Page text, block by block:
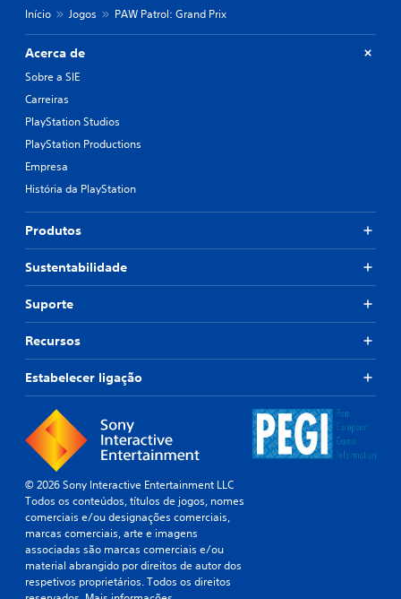
d
o
o
g
v
m
e
i
r
b
o
t
õ
s
r
a
p
i
d
Início Jogos PAW Patrol: Grand Prix
Acerca de
Sobre a SIE
Carreiras
PlayStation Studios
PlayStation Productions
Empresa
História da PlayStation
Produtos
Sustentabilidade
Suporte
Recursos
Estabelecer ligação
© 2026 Sony Interactive Entertainment LLC
Todos os conteúdos, títulos de jogos, nomes
comerciais e/ou designações comerciais,
marcas comerciais, arte e imagens
associadas são marcas comerciais e/ou
material abrangido por direitos de autor dos
respetivos proprietários. Todos os direitos